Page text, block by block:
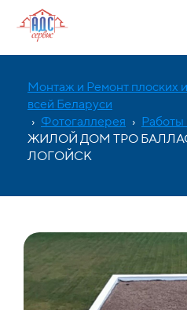
Монтаж и Ремонт плоских
всей Беларуси
› Фотогаллерея › Работы
ЖИЛОЙ ДОМ ТРО
ЛОГОЙСК